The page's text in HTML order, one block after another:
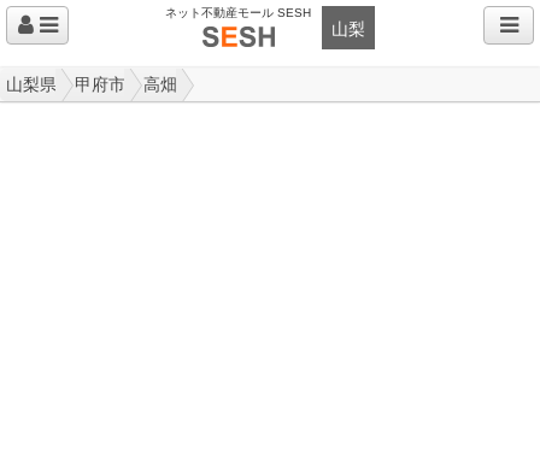
ネット不動産モール SESH
山梨
山梨県 甲府市 高畑